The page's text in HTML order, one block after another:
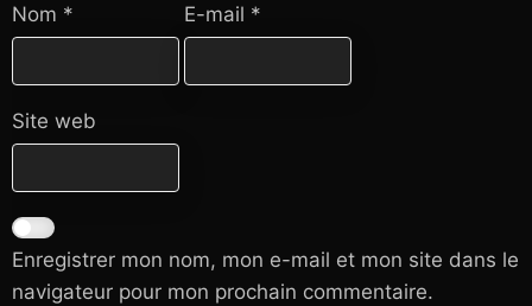
Nom * E-mail *
Site web
Enregistrer mon nom, mon e-mail et mon site dans le
navigateur pour mon prochain commentaire.